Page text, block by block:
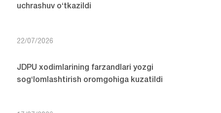
uchrashuv o‘tkazildi
22/07/2026
JDPU xodimlarining farzandlari yozgi
sog‘lomlashtirish oromgohiga kuzatildi